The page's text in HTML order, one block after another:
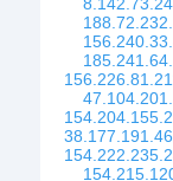
38.177.191.46